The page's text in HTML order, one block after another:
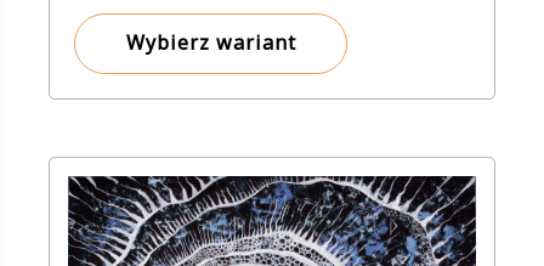
do
Wybierz wariant